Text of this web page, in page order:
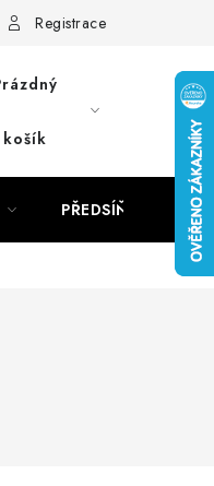
Registrace
košík
PŘEDSÍŇ